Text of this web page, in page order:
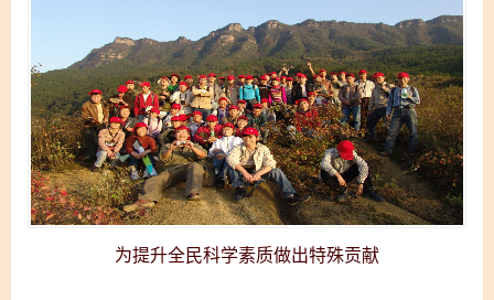
为提升全民科学素质做出特殊贡献